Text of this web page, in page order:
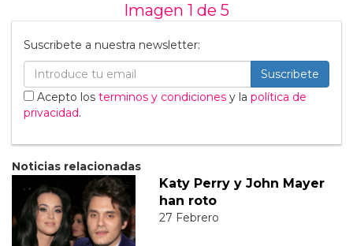
Imagen 1 de 5
Suscribete a nuestra newsletter:
Suscribete
Acepto los terminos y condiciones y la política de
privacidad.
Noticias relacionadas
Katy Perry y John Mayer
han roto
27 Febrero